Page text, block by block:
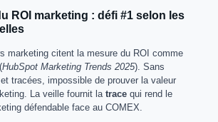
ROI marketing : défi #1 selon les
marketing citent la mesure du ROI comme
HubSpot Marketing Trends 2025). Sans
tracées, impossible de prouver la valeur
La veille fournit la trace qui rend le
défendable face au COMEX.